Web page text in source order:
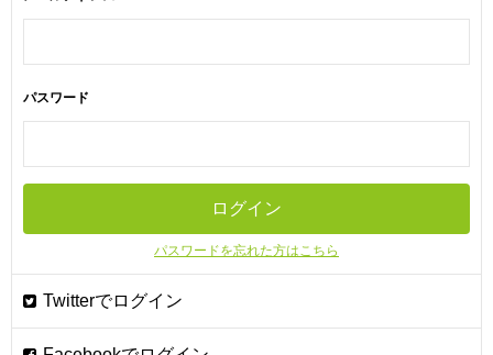
パスワード
パスワードを忘れた方はこちら